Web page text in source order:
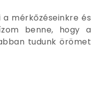
a mérkőzéseinkre és
benne, hogy a
tudunk örömet